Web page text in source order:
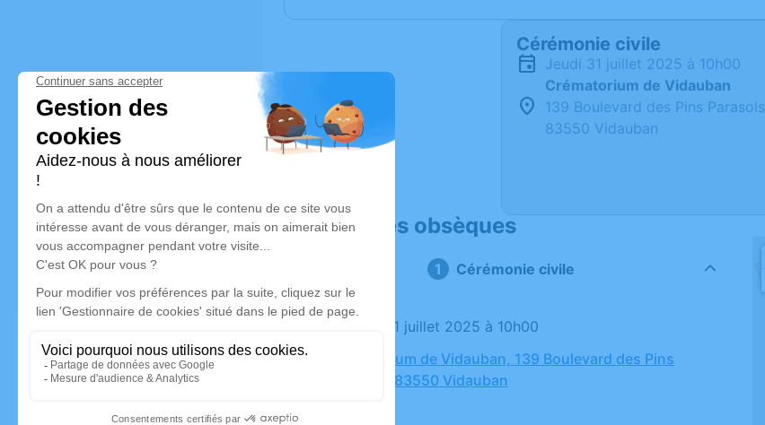
Cérémonie civile
jeudi 31 juillet 2025 à 10h00
Crématorium de Vidauban
139 Boulevard des Pins Parasols
83550 Vidauban
Déroulé des obsèques
Cérémonie civile
Le jeudi 31 juillet 2025 à 10h00
Crématorium de Vidauban, 139 Boulevard des Pins
Parasols, 83550 Vidauban